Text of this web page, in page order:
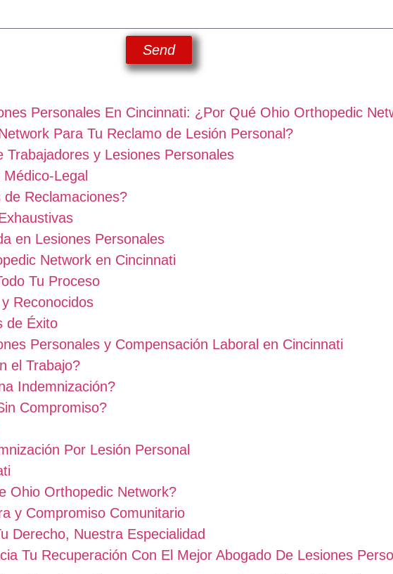
Send
Personales En Cincinnati: ¿Por Qué Ohio Orthopedic
Para Tu Reclamo de Lesión Personal?
y Lesiones Personales
Legal
Reclamaciones?
en Lesiones Personales
Network en Cincinnati
Tu Proceso
Reconocidos
de Éxito
Personales y Compensación Laboral en Cincinnati
el Trabajo?
Indemnización?
Compromiso?
Por Lesión Personal
Ohio Orthopedic Network?
y Compromiso Comunitario
Derecho, Nuestra Especialidad
Tu Recuperación Con El Mejor Abogado De Lesiones